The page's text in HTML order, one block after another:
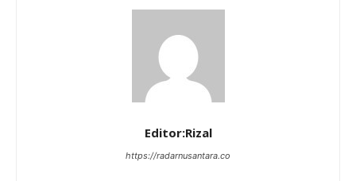
Editor:Rizal
https://radarnusantara.co